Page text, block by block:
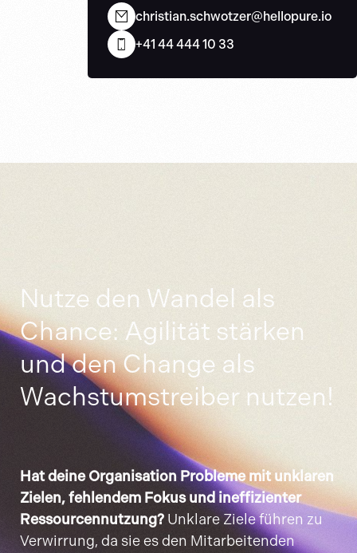
christian.schwotzer@hellopure.io
+41 44 444 10 33
Nutze den Wandel als
Chance: Agilität stärken
und den Change als
Wachstumstreiber nutzen!
Hat deine Organisation Probleme mit unklaren
Zielen, fehlendem Fokus und ineffizienter
Ressourcennutzung? Unklare Ziele führen zu
Verwirrung, da sie es den Mitarbeitenden